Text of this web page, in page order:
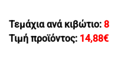
Τεμάχια ανά κιβώτιο: 8
Τιμή προϊόντος: 14,88€